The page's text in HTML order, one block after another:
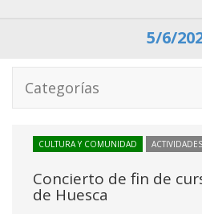
5/6/
Categorías
CULTURA Y COMUNIDAD
Concierto de fin de
de Huesca